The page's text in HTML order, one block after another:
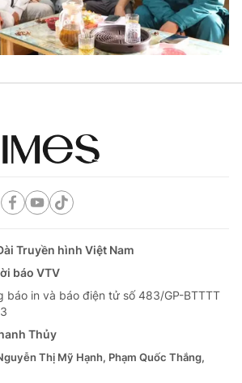
tế
lai
Truyền hình Việt Nam
báo VTV
báo in và báo điện tử số 483/GP-BTTTT
Thủy
Thị Mỹ Hạnh, Phạm Quốc Thắng,